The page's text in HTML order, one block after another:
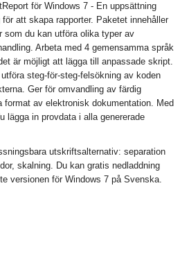
för Windows 7 - En uppsättning
att skapa rapporter. Paketet innehåller
som du kan utföra olika typer av
Arbeta med 4 gemensamma språk
är möjligt att lägga till anpassade skript.
utföra steg-för-steg-felsökning av koden
Ger för omvandling av färdig
format av elektronisk dokumentation. Med
lägga in provdata i alla genererade
utskriftsalternativ: separation
skalning. Du kan gratis nedladdning
versionen för Windows 7 på Svenska.